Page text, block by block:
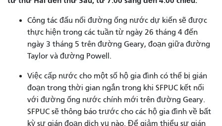
Công tác đấu nối đường ống nước dự kiến ​​sẽ được
thực hiện trong các tuần từ ngày 26 tháng 4 đến
ngày 3 tháng 5 trên đường Geary, đoạn giữa đường
Taylor và đường Powell.
Việc cấp nước cho một số hộ gia đình có thể bị gián
đoạn trong thời gian ngắn trong khi SFPUC kết nối
với đường ống nước chính mới trên đường Geary.
SFPUC sẽ thông báo trước cho các hộ gia đình về bất
kỳ sự gián đoạn dịch vụ nào. Để giảm thiểu sự gián